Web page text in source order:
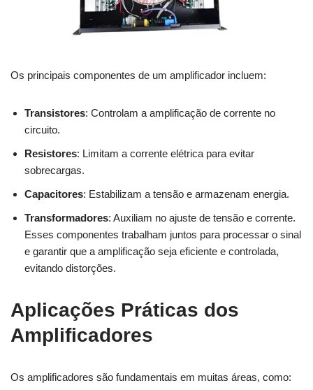
Os principais componentes de um amplificador incluem:
Transistores: Controlam a amplificação de corrente no
circuito.
Resistores: Limitam a corrente elétrica para evitar
sobrecargas.
Capacitores: Estabilizam a tensão e armazenam energia.
Transformadores: Auxiliam no ajuste de tensão e corrente.
Esses componentes trabalham juntos para processar o sinal
e garantir que a amplificação seja eficiente e controlada,
evitando distorções.
Aplicações Práticas dos
Amplificadores
Os amplificadores são fundamentais em muitas áreas, como: